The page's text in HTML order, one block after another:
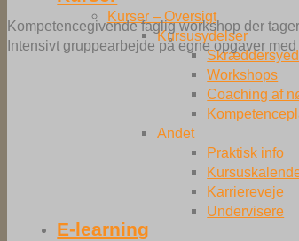
Kurser – Oversigt
Kursusydelser
Workshops
Coaching af
Andet
Praktisk info
Karriereveje
Undervisere
E-learning
Kompetencegivende faglig workshop der
Intensivt gruppearbejde på egne opgaver